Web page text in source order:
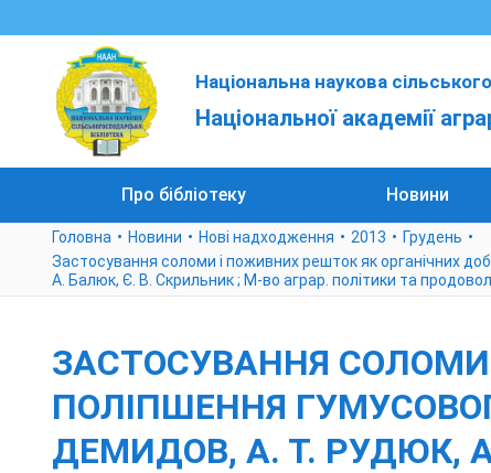
Національна наукова
Національної академії
Про бібліотеку Новини
Головна Новини Нові надходження 2013
Грудень
Застосування соломи і поживних решток як органічних
А. Балюк, Є. В. Скрильник ; М-во аграр. політики та
ЗАСТОСУВАННЯ
ПОЛІПШЕННЯ
ДЕМИДОВ, А. Т. РУДЮК,